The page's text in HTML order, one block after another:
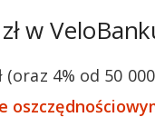
w
(oraz 4% od 50